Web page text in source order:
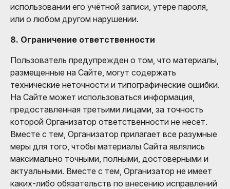
использовании его учётной записи, утере пароля,
или о любом другом нарушении.
8. Ограничение ответственности
Пользователь предупрежден о том, что материалы,
размещенные на Сайте, могут содержать
технические неточности и типографические ошибки.
На Сайте может использоваться информация,
предоставленная третьими лицами, за точность
которой Организатор ответственности не несет.
Вместе с тем, Организатор прилагает все разумные
меры для того, чтобы материалы Сайта являлись
максимально точными, полными, достоверными и
актуальными. Вместе с тем, Организатор не имеет
каких-либо обязательств по внесению исправлений